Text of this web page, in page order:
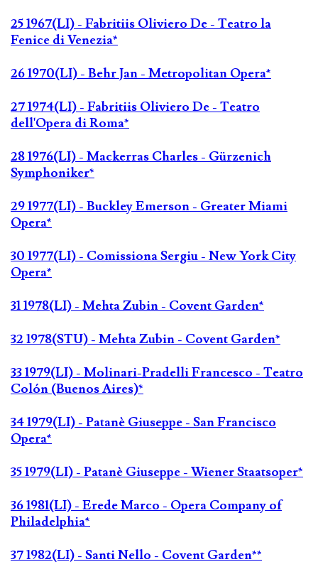
25 1967(LI) - Fabritiis Oliviero De - Teatro la
Fenice di Venezia*
26 1970(LI) - Behr Jan - Metropolitan Opera*
27 1974(LI) - Fabritiis Oliviero De - Teatro
dell'Opera di Roma*
28 1976(LI) - Mackerras Charles - Gürzenich
Symphoniker*
29 1977(LI) - Buckley Emerson - Greater Miami
Opera*
30 1977(LI) - Comissiona Sergiu - New York City
Opera*
31 1978(LI) - Mehta Zubin - Covent Garden*
32 1978(STU) - Mehta Zubin - Covent Garden*
33 1979(LI) - Molinari-Pradelli Francesco - Teatro
Colón (Buenos Aires)*
34 1979(LI) - Patanè Giuseppe - San Francisco
Opera*
35 1979(LI) - Patanè Giuseppe - Wiener Staatsoper*
36 1981(LI) - Erede Marco - Opera Company of
Philadelphia*
37 1982(LI) - Santi Nello - Covent Garden**